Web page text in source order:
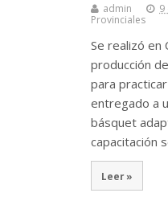
admin
9
Provinciales
Se realizó en
producción
para
entregado a
básquet
capacitación
Leer »